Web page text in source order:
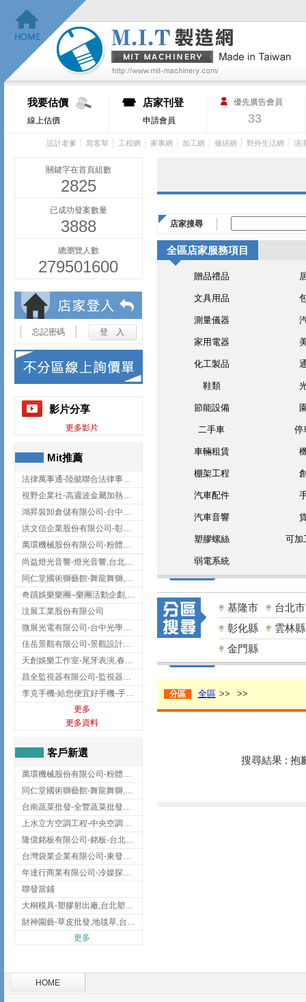
我要估價
線上估價
店家刊登
申請會員
優先廣告會員
33
設計老爹 窩客幫 工程網 家事網 加工網 修繕網 野外生活網 清
關鍵字在首頁組數
2825
已成功發案數量
3888
總瀏覽人數
279501600
忘記密碼
影片分享
更多影片
Mit推薦
法律萬事通-陸懿聯合法律事務所
視野企業社-高週波金屬加熱設備,彰化高週波金屬加熱設備
鴻昇裝卸倉儲有限公司-台中貨櫃裝卸
洪文信企業股份有限公司-彰化鋅合金鑄造,彰化五金加工,彰化五金配件
萬環機械股份有限公司-粉體塗裝設備,輸送機,輸送機設備,台南輸送機
尚益燈光音響-燈光音響,台北燈光音響,台北燈光音響出租
同仁堂國術獅藝館-舞龍舞獅,台中舞龍舞獅
奇蹟娛樂樂團–樂團活動企劃,台中樂團表演,台中婚禮樂團
汶展工業股份有限公司
微展光電有限公司-台中光學鍍膜,optical filter taiwan,台灣光學鍍膜
佳岳景觀有限公司-景觀設計公司,台北景觀設計,台北景觀工程,中山區景觀設計
天創娛樂工作室-尾牙表演,春酒表演,板橋尾牙表演
昌全監視器有限公司-監視器安裝,高雄監視器安裝,鳳山區監視器安裝
李克手機-給您便宜好手機-手機收購,屏東手機收購
更多
更多資料
客戶新選
萬環機械股份有限公司-粉體塗裝設備,輸送機,輸送機設備,台南輸送機
同仁堂國術獅藝館-舞龍舞獅,台中舞龍舞獅
台南蔬菜批發-全豐蔬菜批發專送/台南蔬菜箱宅配到府
上水立方空調工程-中央空調規劃,台北中央空調規劃
隆億銘板有限公司-銘板-台北銘板-板橋銘板
台灣袋業企業有限公司-東發企業社/台中太空袋/太空包
年達行商業有限公司-冷媒探漏儀,壓力錶組,真空泵浦,台北冷凍空調材料
聯發當鋪
大桐模具-塑膠射出廠,台北塑膠射出廠
財神園藝-草皮批發,地毯草,台北草,彰化地毯草,彰化台北草
更多
店家搜尋
全區店家服務項目
贈品禮品
文具用品
測量儀器
家用電器
化工製品
鞋類
節能設備
二手車 停
車輛租賃
棚架工程
汽車配件
汽車音響
塑膠螺絲 可加
弱電系統
基隆市
台北市
彰化縣
雲林縣
金門縣
分區 全區 >> >>
搜尋結果 : 抱
HOME